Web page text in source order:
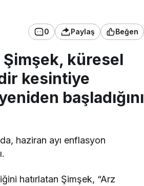
0 Paylaş Beğen
Şimşek, küresel
kesintiye
başladığını
haziran ayı enflasyon
hatırlatan Şimşek, “Arz